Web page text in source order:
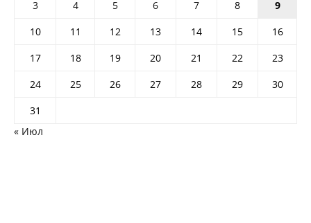
3 4 5 6 7 8
9
10
11 12 13 14 15
16
17
18 19 20 21 22
23
24
25 26 27 28 29
30
31
« Июл